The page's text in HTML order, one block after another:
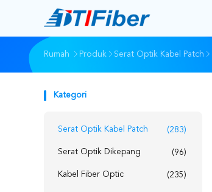
Rumah Produk Serat Optik Kabel Patch
Kategori
Serat Optik Kabel Patch (283)
Serat Optik Dikepang (96)
Kabel Fiber Optic (235)